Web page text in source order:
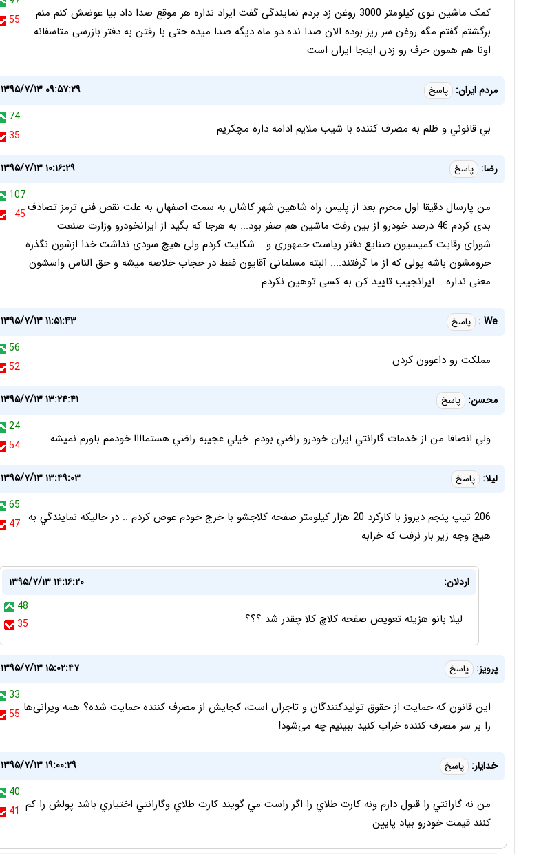
55
کمک ماشین توی کیلومتر 3000 روغن زد بردم نمایندگی گفت ایراد نداره هر موقع صدا داد بیا عوضش کنم منم
برگشتم گفتم مگه روغن سر ریز بوده الان صدا نده دو ماه دیگه صدا میده حتی با رفتن به دفتر بازرسی متاسفانه
اونا هم همون حرف رو زدن اینجا ایران است
مردم ايران: پاسخ
۱۳۹۵/۷/۱۳ ۰۹:۵۷:۲۹
74
35
بي قانوني و ظلم به مصرف كننده با شيب ملايم ادامه داره مچكريم
رضا: پاسخ
۱۳۹۵/۷/۱۳ ۱۰:۱۶:۲۹
107
45من پارسال دقیقا اول محرم بعد از پلیس راه شاهین شهر کاشان به سمت اصفهان به علت نقص فنی ترمز تصادف
بدی کردم 46 درصد خودرو از بین رفت ماشین هم صفر بود... به هرجا که بگید از ایرانخودرو وزارت صنعت
شورای رقابت کمیسیون صنایع دفتر ریاست جمهوری و... شکایت کردم ولی هیچ سودی نداشت خدا ازشون نگذره
حرومشون باشه پولی که از ما گرفتند.... البته مسلمانی آقایون فقط در حجاب خلاصه میشه و حق الناس واسشون
معنی نداره... ایرانجیب تایید کن به کسی توهین نکردم
We : پاسخ
۱۳۹۵/۷/۱۳ ۱۱:۵۱:۴۳
56
52
مملکت رو داغوون کردن
محسن: پاسخ
۱۳۹۵/۷/۱۳ ۱۳:۲۴:۴۱
24
54
ولي انصافا من از خدمات گارانتي ايران خودرو راضي بودم. خيلي عجيبه راضي هستماااا.خودمم باورم نميشه
ليلا: پاسخ
۱۳۹۵/۷/۱۳ ۱۳:۴۹:۰۳
65
47 206 تيپ پنجم ديروز با كاركرد 20 هزار كيلومتر صفحه كلاجشو با خرج خودم عوض كردم .. در حاليكه نمايندگي به
هيچ وجه زير بار نرفت كه خرابه
اردلان:
۱۳۹۵/۷/۱۳ ۱۴:۱۶:۲۰
48
35
لیلا بانو هزینه تعویض صفحه کلاچ کلا چقدر شد ؟؟؟
پرویز: پاسخ
۱۳۹۵/۷/۱۳ ۱۵:۰۲:۴۷
33
55 این قانون که حمایت از حقوق تولیدکنندگان و تاجران است، کجایش از مصرف کننده حمایت شده؟ همه ویرانی‌ها
را بر سر مصرف کننده خراب کنید ببینیم چه می‌شود!
خدايار: پاسخ
۱۳۹۵/۷/۱۳ ۱۹:۰۰:۲۹
40
41 من نه گارانتي را قبول دارم ونه كارت طلاي را اگر راست مي گويند كارت طلاي وگارانتي اختياري باشد پولش را كم
كنند قيمت خودرو بياد پايين